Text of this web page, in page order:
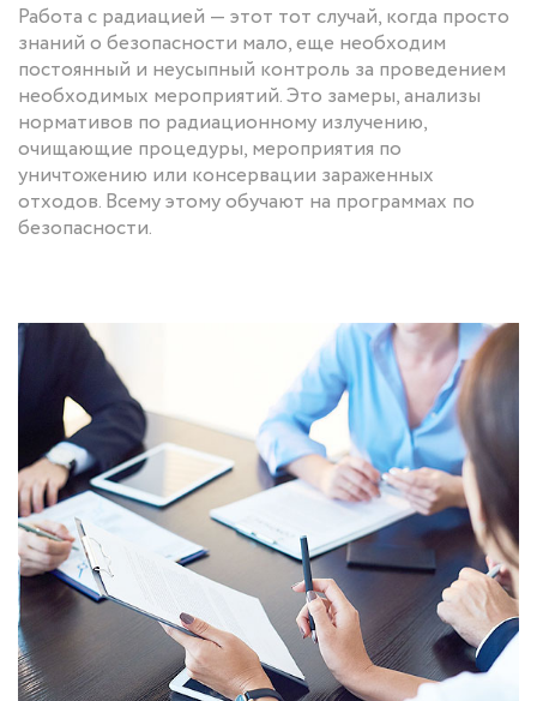
Работа с радиацией — этот тот случай, когда просто
знаний о безопасности мало, еще необходим
постоянный и неусыпный контроль за проведением
необходимых мероприятий. Это замеры, анализы
нормативов по радиационному излучению,
очищающие процедуры, мероприятия по
уничтожению или консервации зараженных
отходов. Всему этому обучают на программах по
безопасности.